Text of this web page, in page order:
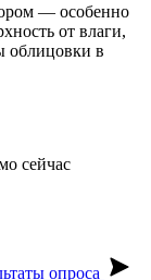
— особенно
от влаги,
облицовки в
сейчас
опроса